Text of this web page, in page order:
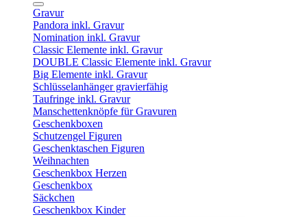
Gravur
Pandora inkl. Gravur
Nomination inkl. Gravur
Classic Elemente inkl. Gravur
DOUBLE Classic Elemente inkl. Gravur
Big Elemente inkl. Gravur
Schlüsselanhänger gravierfähig
Taufringe inkl. Gravur
Manschettenknöpfe für Gravuren
Geschenkboxen
Schutzengel Figuren
Geschenktaschen Figuren
Weihnachten
Geschenkbox Herzen
Geschenkbox
Säckchen
Geschenkbox Kinder